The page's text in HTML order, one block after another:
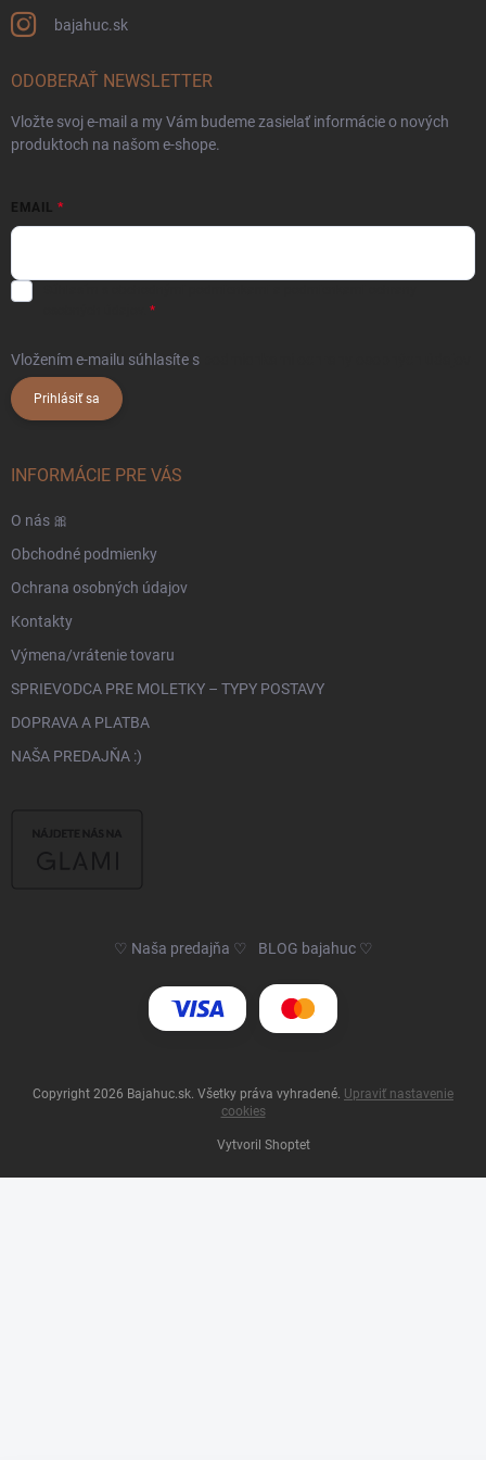
bajahuc.sk
ODOBERAŤ NEWSLETTER
Vložte svoj e-mail a my Vám budeme zasielať informácie o nových
produktoch na našom e-shope.
EMAIL
Vložením e-mailu súhlasíte s
Prihlásiť sa
INFORMÁCIE PRE VÁS
O nás 🎀
Obchodné podmienky
Ochrana osobných údajov
Kontakty
Výmena/vrátenie tovaru
SPRIEVODCA PRE MOLETKY – TYPY POSTAVY
DOPRAVA A PLATBA
NAŠA PREDAJŇA :)
♡ Naša predajňa ♡ BLOG bajahuc ♡
Vytvoril Shoptet
Copyright 2026 Bajahuc.sk . Všetky práva vyhradené. Upraviť nastavenie
cookies